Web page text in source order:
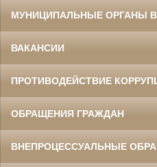
МУНИЦИПАЛЬНЫЕ ОРГАНЫ
ВАКАНСИИ
ПРОТИВОДЕЙСТВИЕ
ОБРАЩЕНИЯ ГРАЖДАН
ВНЕПРОЦЕССУАЛЬНЫЕ